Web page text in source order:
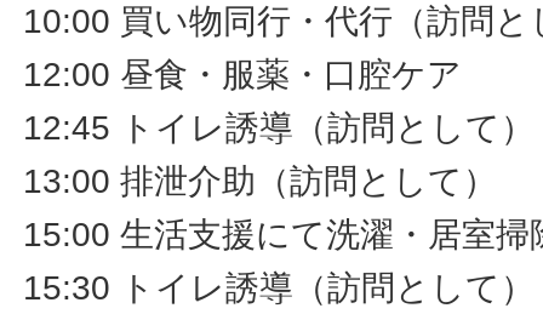
10:00 買い物同行・代行（訪問と
12:00 昼食・服薬・口腔ケア
12:45 トイレ誘導（訪問として）
13:00 排泄介助（訪問として）
15:00 生活支援にて洗濯・居室
15:30 トイレ誘導（訪問として）